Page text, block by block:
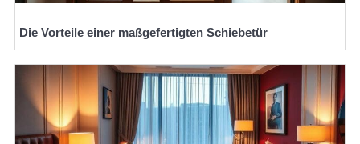
Die Vorteile einer maßgefertigten Schiebetür